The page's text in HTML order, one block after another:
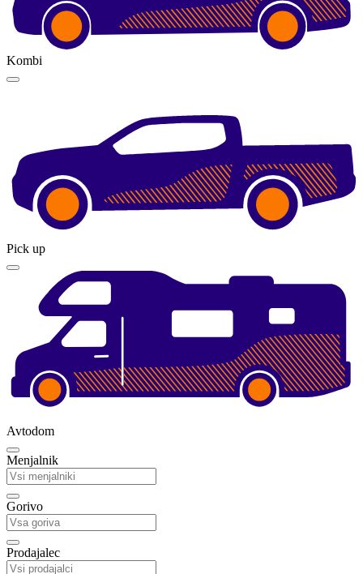
Kombi
Pick up
Avtodom
Menjalnik
Gorivo
Prodajalec